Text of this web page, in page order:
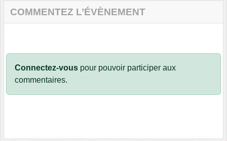
COMMENTEZ L’ÉVÈNEMENT
Connectez-vous pour pouvoir participer aux
commentaires.